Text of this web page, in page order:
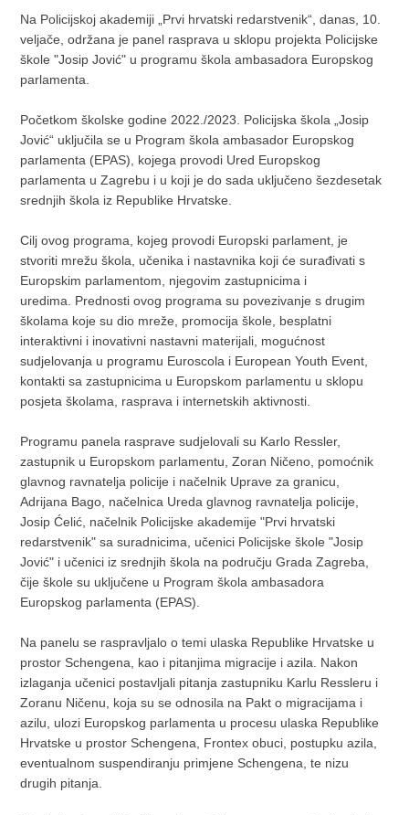
Na Policijskoj akademiji „Prvi hrvatski redarstvenik“, danas, 10.
veljače, održana je panel rasprava u sklopu projekta Policijske
škole "Josip Jović" u programu škola ambasadora Europskog
parlamenta.
Početkom školske godine 2022./2023. Policijska škola „Josip
Jović“ uključila se u Program škola ambasador Europskog
parlamenta (EPAS), kojega provodi Ured Europskog
parlamenta u Zagrebu i u koji je do sada uključeno šezdesetak
srednjih škola iz Republike Hrvatske.
Cilj ovog programa, kojeg provodi Europski parlament, je
stvoriti mrežu škola, učenika i nastavnika koji će surađivati s
Europskim parlamentom, njegovim zastupnicima i
uredima. Prednosti ovog programa su povezivanje s drugim
školama koje su dio mreže, promocija škole, besplatni
interaktivni i inovativni nastavni materijali, mogućnost
sudjelovanja u programu Euroscola i European Youth Event,
kontakti sa zastupnicima u Europskom parlamentu u sklopu
posjeta školama, rasprava i internetskih aktivnosti.
Programu panela rasprave sudjelovali su Karlo Ressler,
zastupnik u Europskom parlamentu, Zoran Ničeno, pomoćnik
glavnog ravnatelja policije i načelnik Uprave za granicu,
Adrijana Bago, načelnica Ureda glavnog ravnatelja policije,
Josip Ćelić, načelnik Policijske akademije "Prvi hrvatski
redarstvenik" sa suradnicima, učenici Policijske škole "Josip
Jović" i učenici iz srednjih škola na području Grada Zagreba,
čije škole su uključene u Program škola ambasadora
Europskog parlamenta (EPAS).
Na panelu se raspravljalo o temi ulaska Republike Hrvatske u
prostor Schengena, kao i pitanjima migracije i azila. Nakon
izlaganja učenici postavljali pitanja zastupniku Karlu Ressleru i
Zoranu Ničenu, koja su se odnosila na Pakt o migracijama i
azilu, ulozi Europskog parlamenta u procesu ulaska Republike
Hrvatske u prostor Schengena, Frontex obuci, postupku azila,
eventualnom suspendiranju primjene Schengena, te nizu
drugih pitanja.